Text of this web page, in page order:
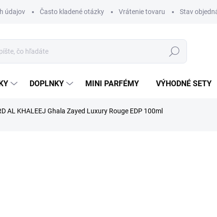
údajov Často kladené otázky Vrátenie tovaru Stav
Hľadať
DOPLNKY MINI PARFÉMY VÝHODNÉ SETY
AL KHALEEJ Ghala Zayed Luxury Rouge EDP 100ml